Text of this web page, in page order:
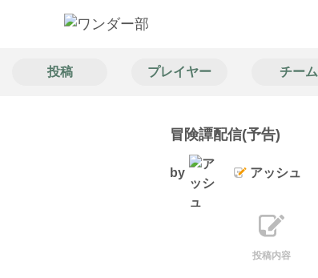
投稿 プレイヤー チーム
冒険譚配信(予告)
by アッシュ
投稿内容